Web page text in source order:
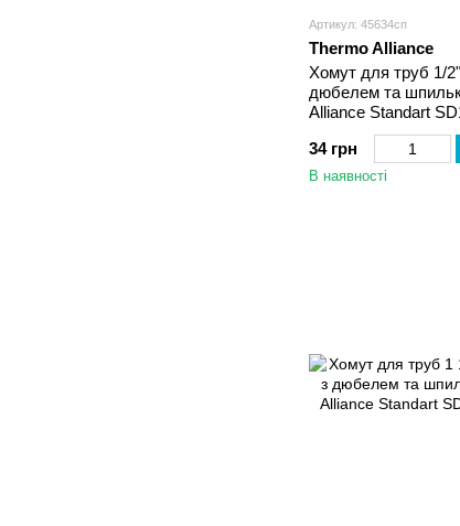
Артикул: 45634сп
Thermo Alliance
Хомут для труб 1/
дюбелем та
Alliance Standart
34 грн
В наявності